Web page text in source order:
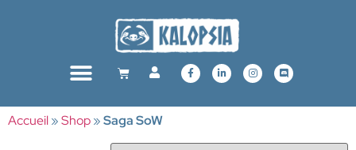
Accueil»Shop»Saga SoW